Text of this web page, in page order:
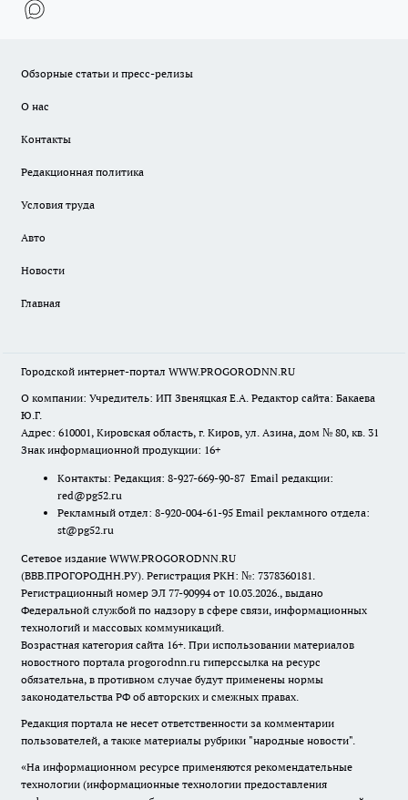
Обзорные статьи и пресс-релизы
О нас
Контакты
Редакционная политика
Условия труда
Авто
Новости
Главная
Городской интернет-портал WWW.PROGORODNN.RU
О компании: Учредитель: ИП Звеняцкая Е.А. Редактор сайта: Бакаева
Ю.Г.
Адрес: 610001, Кировская область, г. Киров, ул. Азина, дом № 80, кв. 31
Знак информационной продукции: 16+
Контакты: Редакция: 8-927-669-90-87 Email редакции:
red@pg52.ru
Рекламный отдел: 8-920-004-61-95 Email рекламного отдела:
st@pg52.ru
Сетевое издание WWW.PROGORODNN.RU
(ВВВ.ПРОГОРОДНН.РУ). Регистрация РКН: №: 7378360181.
Регистрационный номер ЭЛ 77-90994 от 10.03.2026., выдано
Федеральной службой по надзору в сфере связи, информационных
технологий и массовых коммуникаций.
Возрастная категория сайта 16+. При использовании материалов
новостного портала progorodnn.ru гиперссылка на ресурс
обязательна, в противном случае будут применены нормы
законодательства РФ об авторских и смежных правах.
Редакция портала не несет ответственности за комментарии
пользователей, а также материалы рубрики "народные новости".
«На информационном ресурсе применяются рекомендательные
технологии (информационные технологии предоставления